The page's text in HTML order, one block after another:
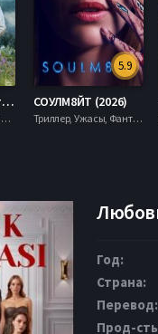
Последний богатырь. Колобок (2026)
Комедия, Приключения, Фэнтези,
5.9
СОУЛМ8ЙТ (2026)
Триллер, Ужасы, Фантастика,
Год:
Страна:
Перевод:
Прод-